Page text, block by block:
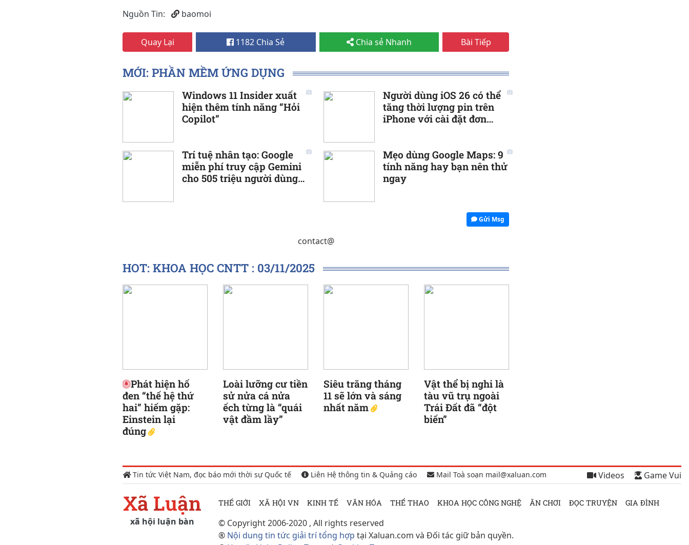
Nguồn Tin: baomoi
Quay Lại 1182 Chia Sẻ Chia sẻ Nhanh Bài Tiếp
MỚI: PHẦN MỀM ỨNG DỤNG
Windows 11 Insider xuất
hiện thêm tính năng “Hỏi
Copilot”
Người dùng iOS 26 có thể
tăng thời lượng pin trên
iPhone với cài đặt đơn
Trí tuệ nhân tạo: Google
miễn phí truy cập Gemini
cho 505 triệu người dùng
Mẹo dùng Google Maps: 9
tính năng hay bạn nên thử
ngay
Gửi Msg
contact@
HOT: KHOA HỌC CNTT : 03/11/2025
Phát hiện hố
đen “thế hệ thứ
hai” hiếm gặp:
Einstein lại
đúng
Loài lưỡng cư tiền
sử nửa cá nửa
ếch từng là “quái
vật đầm lầy”
Siêu trăng tháng
11 sẽ lớn và sáng
nhất năm
Vật thể bị nghi là
tàu vũ trụ ngoài
Trái Đất đã “đột
biến”
Tin tức Việt Nam, đọc báo mới thời sự Quốc tế Liên Hệ thông tin & Quảng cáo Mail Toà soạn mail@xaluan.com Videos Game Vui
Xã Luận
xã hội luận bàn
THẾ GIỚI XÃ HỘI VN KINH TẾ VĂN HÓA THỂ THAO KHOA HỌC CÔNG NGHỆ ĂN CHƠI ĐỌC TRUYỆN GIA ĐÌNH
© Copyright 2006-2020 , All rights reserved
® Nội dung tin tức giải trí tổng hợp tại Xaluan.com và Đối tác giữ bản quyền.